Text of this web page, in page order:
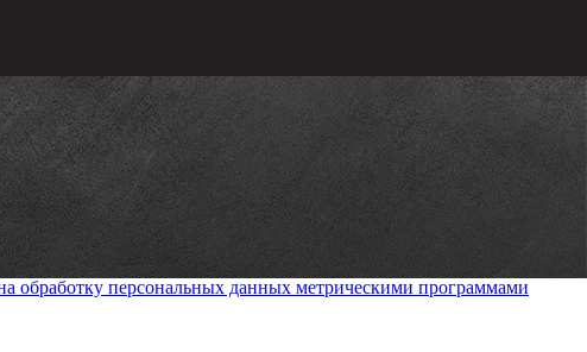
обработку персональных данных метрическими программами